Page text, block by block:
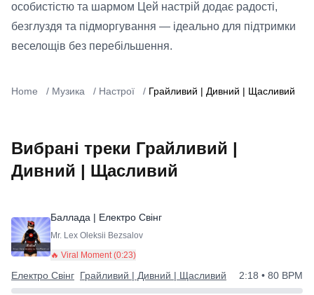
особистістю та шармом Цей настрій додає радості,
безглуздя та підморгування — ідеально для підтримки
веселощів без перебільшення.
Home / Музика / Настрої / Грайливий | Дивний | Щасливий
Вибрані треки Грайливий |
Дивний | Щасливий
Баллада | Електро Свінг | Круто
Mr. Lex Oleksii Bezsalov
🔥 Viral Moment (0:23)
Електро Свінг Грайливий | Дивний | Щасливий 2:18 • 80 BPM